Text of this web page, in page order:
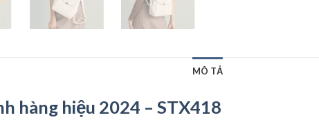
MÔ TẢ
hàng hiệu 2024 – STX418